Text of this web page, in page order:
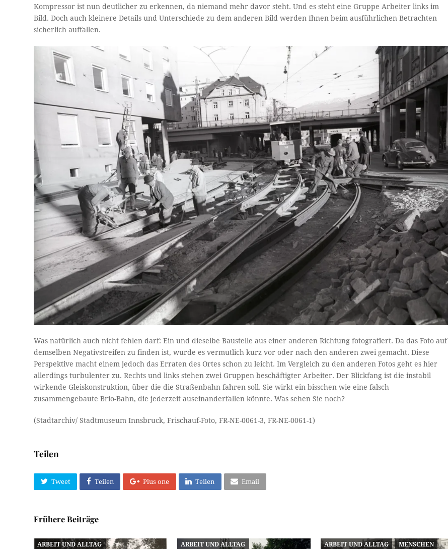
Kompressor ist nun deutlicher zu erkennen, da niemand mehr davor steht. Und es steht eine Gruppe Arbeiter links im
Bild. Doch auch kleinere Details und Unterschiede zu dem anderen Bild werden Ihnen beim ausführlichen Betrachten
sicherlich auffallen.
Was natürlich auch nicht fehlen darf: Ein und dieselbe Baustelle aus einer anderen Richtung fotografiert. Da das Foto auf
demselben Negativstreifen zu finden ist, wurde es vermutlich kurz vor oder nach den anderen zwei gemacht. Diese
Perspektive macht einem jedoch das Erraten des Ortes schon zu leicht. Im Vergleich zu den anderen Fotos geht es hier
allerdings turbulenter zu. Rechts und links stehen zwei Gruppen beschäftigter Arbeiter. Der Blickfang ist die instabil
wirkende Gleiskonstruktion, über die die Straßenbahn fahren soll. Sie wirkt ein bisschen wie eine falsch
zusammengebaute Brio-Bahn, die jederzeit auseinanderfallen könnte. Was sehen Sie noch?
(Stadtarchiv/ Stadtmuseum Innsbruck, Frischauf-Foto, FR-NE-0061-3, FR-NE-0061-1)
Teilen
Tweet Teilen Plus one Teilen Email
Frühere Beiträge
ARBEIT UND ALLTAG ARBEIT UND ALLTAG ARBEIT UND ALLTAG MENSCHEN